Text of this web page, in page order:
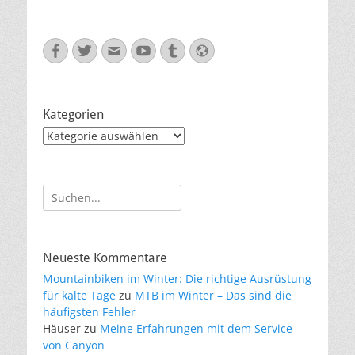
Facebook
Twitter
E-
Mail
YouTube
TumblrWebsite
Kategorien
Kategorien
Suche
nach:
Neueste Kommentare
Mountainbiken im Winter: Die richtige Ausrüstung
für kalte Tage zu MTB im Winter – Das sind die
häufigsten Fehler
Häuser zu Meine Erfahrungen mit dem Service
von Canyon